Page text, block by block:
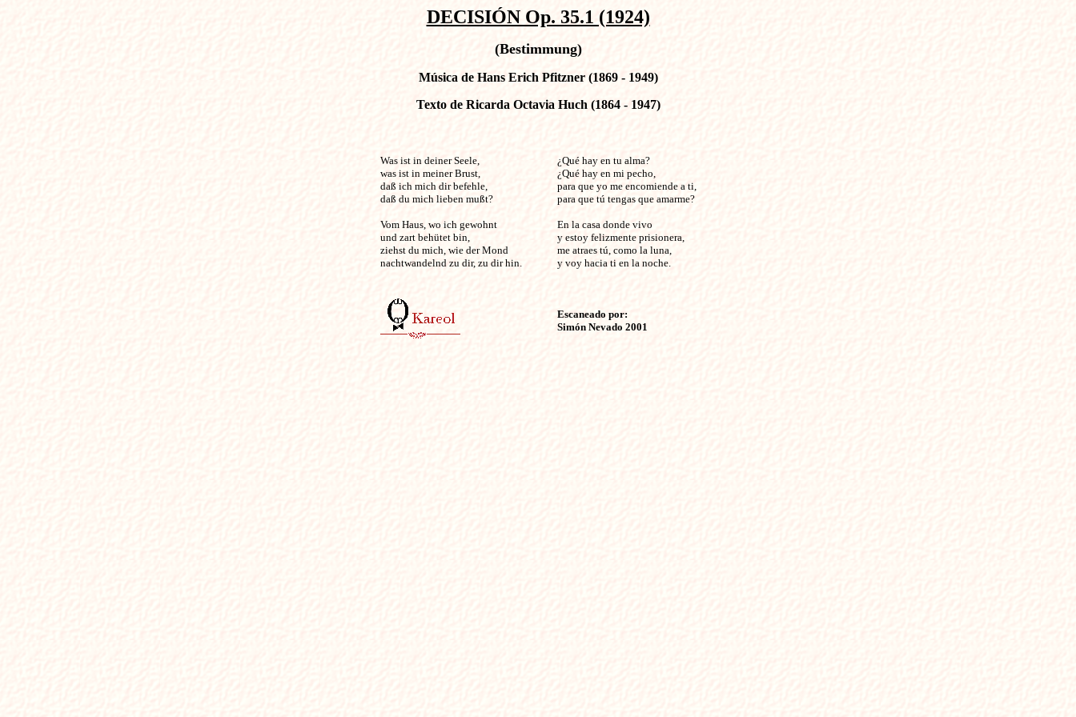
DECISIÓN Op. 35.1 (1924)
(Bestimmung)
Música de Hans Erich Pfitzner (1869 - 1949)
Texto de Ricarda Octavia Huch (1864 - 1947)
Was ist in deiner Seele,
was ist in meiner Brust,
daß ich mich dir befehle,
daß du mich lieben mußt?
Vom Haus, wo ich gewohnt
und zart behütet bin,
ziehst du mich, wie der Mond
nachtwandelnd zu dir, zu dir hin.
¿Qué hay en tu alma?
¿Qué hay en mi pecho,
para que yo me encomiende a ti,
para que tú tengas que amarme?
En la casa donde vivo
y estoy felizmente prisionera,
me atraes tú, como la luna,
y voy hacia ti en la noche.
Escaneado por:
Simón Nevado 2001